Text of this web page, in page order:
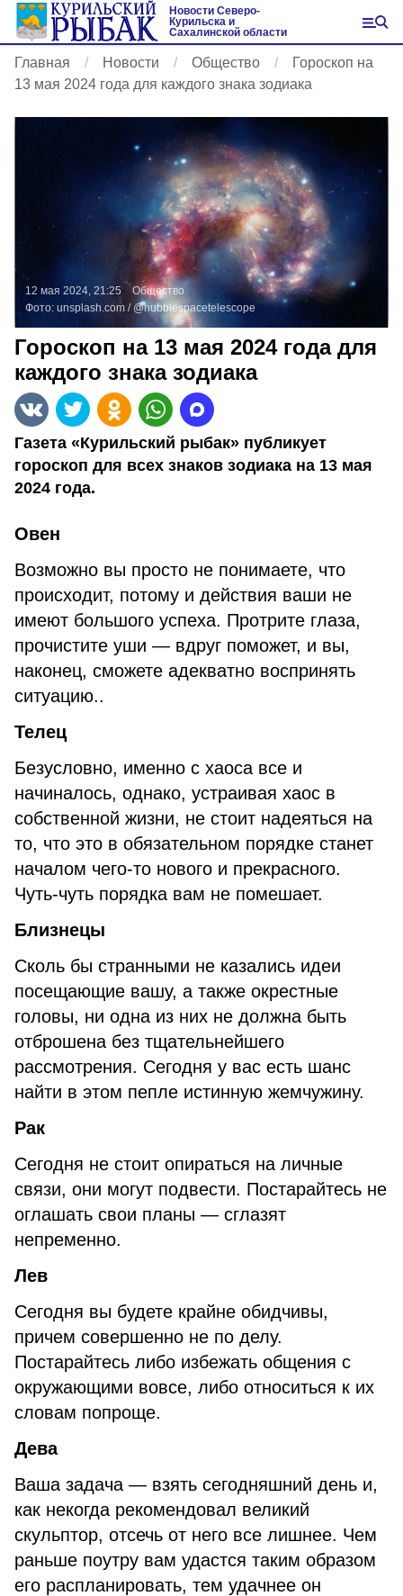
Новости Северо-
Курильска и
Сахалинской области
Главная Новости Общество
Гороскоп на
13 мая 2024 года для каждого знака зодиака
12 мая 2024, 21:25
Общество
Фото: unsplash.com / @hubblespacetelescope
Гороскоп на 13 мая 2024 года для
каждого знака зодиака
Газета «Курильский рыбак» публикует
гороскоп для всех знаков зодиака на 13 мая
2024 года.
Овен
Возможно вы просто не понимаете, что
происходит, потому и действия ваши не
имеют большого успеха. Протрите глаза,
прочистите уши — вдруг поможет, и вы,
наконец, сможете адекватно воспринять
ситуацию..
Телец
Безусловно, именно с хаоса все и
начиналось, однако, устраивая хаос в
собственной жизни, не стоит надеяться на
то, что это в обязательном порядке станет
началом чего-то нового и прекрасного.
Чуть-чуть порядка вам не помешает.
Близнецы
Сколь бы странными не казались идеи
посещающие вашу, а также окрестные
головы, ни одна из них не должна быть
отброшена без тщательнейшего
рассмотрения. Сегодня у вас есть шанс
найти в этом пепле истинную жемчужину.
Рак
Сегодня не стоит опираться на личные
связи, они могут подвести. Постарайтесь не
оглашать свои планы — сглазят
непременно.
Лев
Сегодня вы будете крайне обидчивы,
причем совершенно не по делу.
Постарайтесь либо избежать общения с
окружающими вовсе, либо относиться к их
словам попроще.
Дева
Ваша задача — взять сегодняшний день и,
как некогда рекомендовал великий
скульптор, отсечь от него все лишнее. Чем
раньше поутру вам удастся таким образом
его распланировать, тем удачнее он